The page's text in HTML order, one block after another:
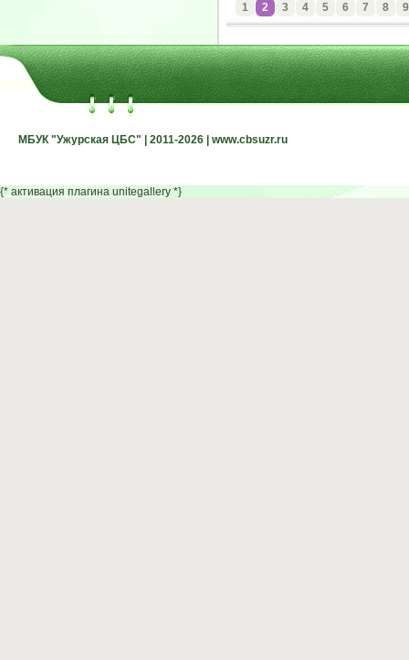
1 2 3 4 5 6 7 8 9
МБУК "Ужурская ЦБС" | 2011-2026 | www.cbsuzr.ru
МБУК "Ужурская ЦБС" | 2011-2026 | www.cbsuzr.ru
{* активация плагина unitegallery *}